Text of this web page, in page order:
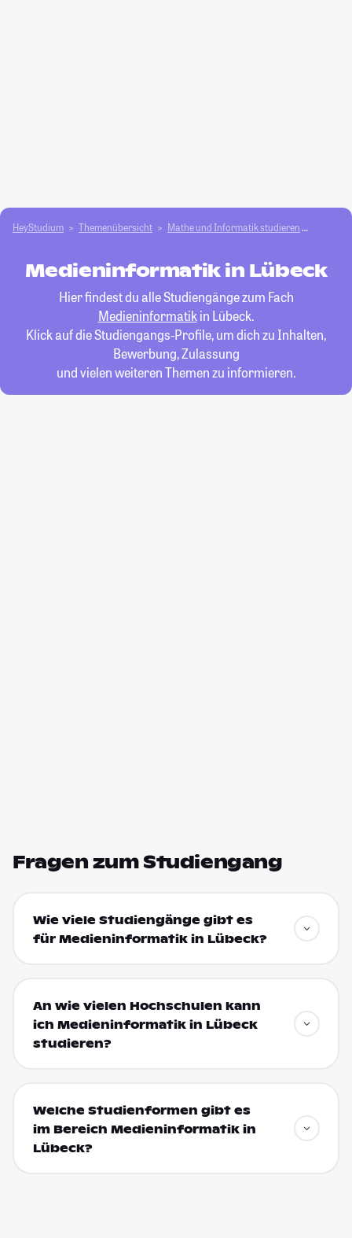
HeyStudium Themenübersicht Mathe und Informatik studieren
Medieninformatik in Lübeck
Hier findest du alle Studiengänge zum Fach
Medieninformatikin Lübeck.
Klick auf die Studiengangs-Profile, um dich zu Inhalten,
Bewerbung, Zulassung
und vielen weiteren Themen zu informieren.
Fragen zum Studiengang
Wie viele Studiengänge gibt es
für Medieninformatik in Lübeck?
An wie vielen Hochschulen kann
ich Medieninformatik in Lübeck
studieren?
Welche Studienformen gibt es
im Bereich Medieninformatik in
Lübeck?